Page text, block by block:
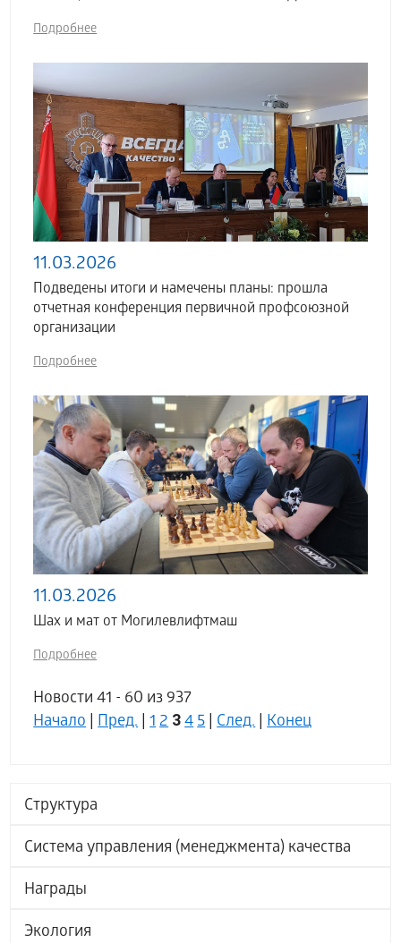
Структура
Система управления (менеджмента) качества
Награды
Экология
Подробнее
11.03.2026
Подведены итоги и намечены планы: прошла
отчетная конференция первичной профсоюзной
организации
Подробнее
11.03.2026
Шах и мат от Могилевлифтмаш
Подробнее
Новости 41 - 60 из 937
Начало|Пред.|12 3 45|След.|Конец